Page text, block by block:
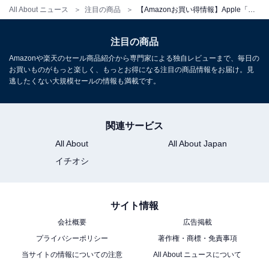
All About ニュース 注目の商品
Apple 2026 MacBook Air M5チップ搭載13インチノート
ブック：AIとApple Intelligence、13.6インチLiquid
キーボード、Touch ID - シルバー
注目の商品
Amazonや楽天のセール商品紹介から専門家による独自レビューまで、毎日の
お買いものがもっと楽しく、もっとお得になる注目の商品情報をお届け。見
逃したくない大規模セールの情報も満載です。
関連サービス
All About
All About Japan
イチオシ
サイト情報
会社概要
広告掲載
プライバシーポリシー
著作権・商標・免責事項
当サイトの情報についての注意
All About ニュースについて